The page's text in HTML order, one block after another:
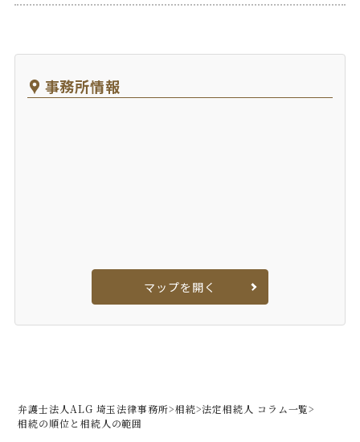
事務所情報
マップを開く
弁護士法人ALG 埼玉法律事務所>相続>法定相続人 コラム一覧>
相続の順位と相続人の範囲